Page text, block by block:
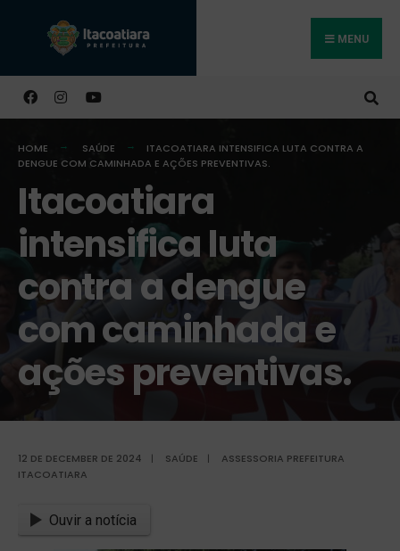
MENU
HOME SAÚDE
ITACOATIARA INTENSIFICA LUTA CONTRA A
DENGUE COM CAMINHADA E AÇÕES PREVENTIVAS.
Itacoatiara
intensifica luta
contra a dengue
com caminhada e
ações preventivas.
12 DE DECEMBER DE 2024 | SAÚDE |
ASSESSORIA PREFEITURA
ITACOATIARA
Ouvir a notícia
Buscar